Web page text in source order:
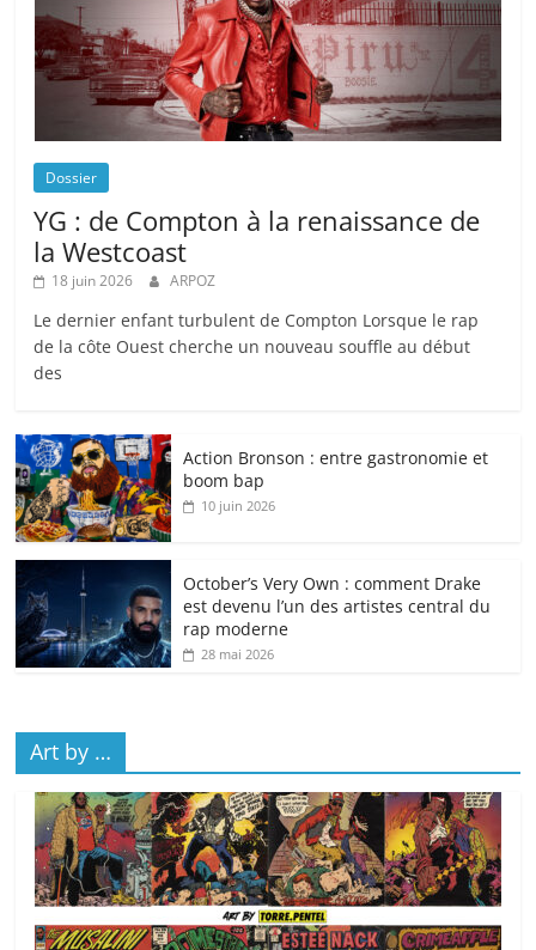
Dossier
YG : de Compton à la renaissance de
la Westcoast
18 juin 2026 ARPOZ
Le dernier enfant turbulent de Compton Lorsque le rap
de la côte Ouest cherche un nouveau souffle au début
des
Action Bronson : entre gastronomie et
boom bap
10 juin 2026
October’s Very Own : comment Drake
est devenu l’un des artistes central du
rap moderne
28 mai 2026
Art by …